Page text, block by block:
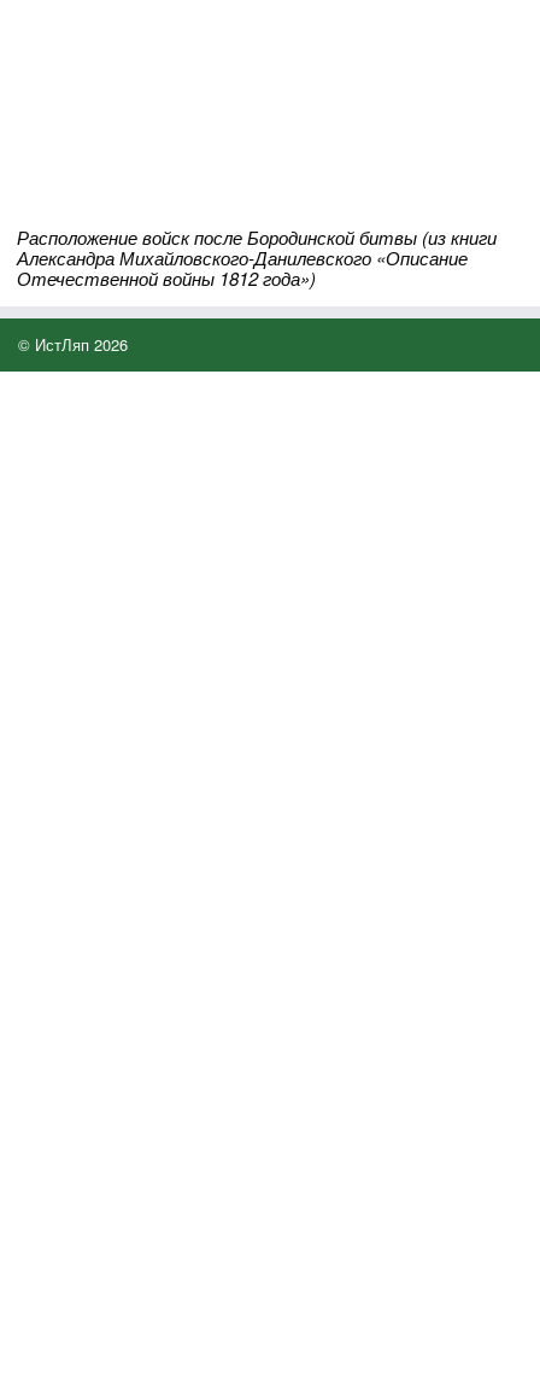
Расположение войск после Бородинской битвы (из книги
Александра Михайловского-Данилевского «Описание
Отечественной войны 1812 года»)
© ИстЛяп 2026